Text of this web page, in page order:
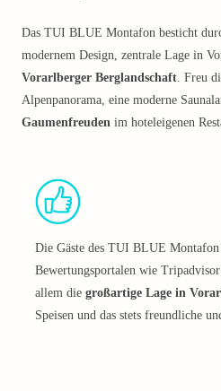
Das TUI BLUE Montafon besticht
modernem Design, zentrale Lage in
Vorarlberger Berglandschaft. Freu
Alpenpanorama, eine moderne
Gaumenfreuden im hoteleigenen
Die Gäste des TUI BLUE
Bewertungsportalen wie
allem die großartige Lage in
Speisen und das stets freundliche